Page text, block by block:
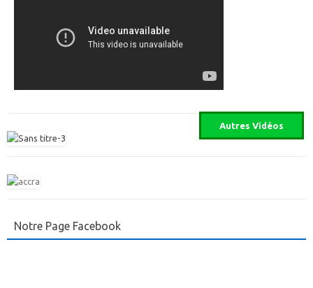
Notre Page Facebook